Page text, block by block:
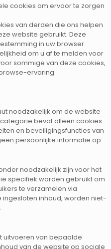
cookies om ervoor te zorgen
van derden die ons helpen
website gebruikt. Deze
in uw browser
om u af te melden voor
sommige van deze cookies,
ervaring.
noodzakelijk om de website
bevat alleen cookies
en beveiligingsfuncties van
persoonlijke informatie op.
noodzakelijk zijn voor het
specifiek worden gebruikt om
te verzamelen via
inhoud, worden niet-
uitvoeren van bepaalde
van de website op sociale